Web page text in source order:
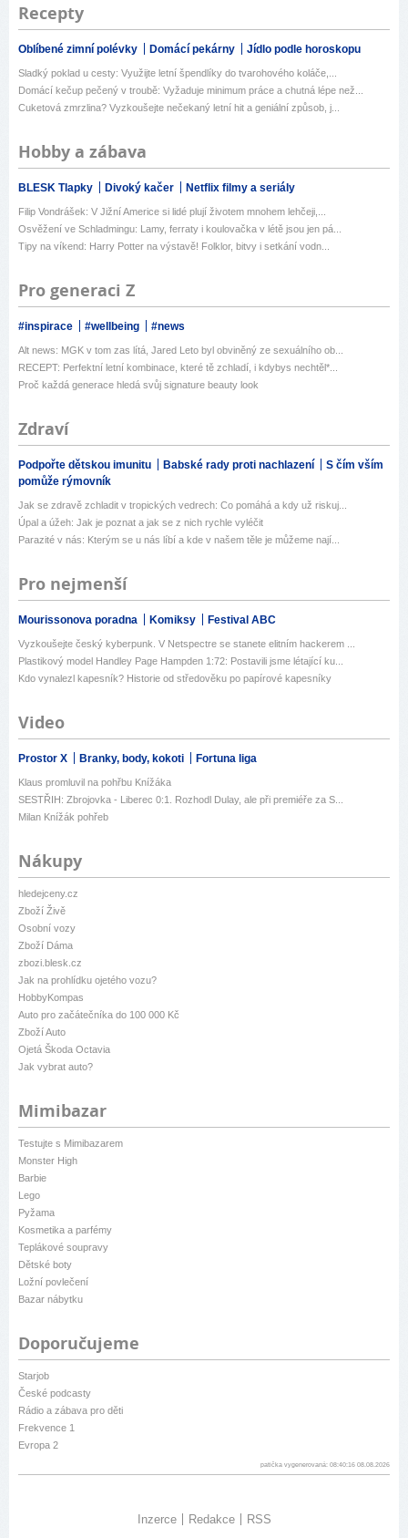
Recepty
Oblíbené zimní polévky Domácí pekárny Jídlo podle horoskopu
Sladký poklad u cesty: Využijte letní špendlíky do tvarohového koláče,...
Domácí kečup pečený v troubě: Vyžaduje minimum práce a chutná lépe než...
Cuketová zmrzlina? Vyzkoušejte nečekaný letní hit a geniální způsob, j...
Hobby a zábava
BLESK Tlapky Divoký kačer Netflix filmy a seriály
Filip Vondrášek: V Jižní Americe si lidé plují životem mnohem lehčeji,...
Osvěžení ve Schladmingu: Lamy, ferraty i koulovačka v létě jsou jen pá...
Tipy na víkend: Harry Potter na výstavě! Folklor, bitvy i setkání vodn...
Pro generaci Z
#inspirace #wellbeing #news
Alt news: MGK v tom zas lítá, Jared Leto byl obviněný ze sexuálního ob...
RECEPT: Perfektní letní kombinace, které tě zchladí, i kdybys nechtěl*...
Proč každá generace hledá svůj signature beauty look
Zdraví
Podpořte dětskou imunitu Babské rady proti nachlazení
S čím vším
pomůže rýmovník
Jak se zdravě zchladit v tropických vedrech: Co pomáhá a kdy už riskuj...
Úpal a úžeh: Jak je poznat a jak se z nich rychle vyléčit
Parazité v nás: Kterým se u nás líbí a kde v našem těle je můžeme nají...
Pro nejmenší
Mourissonova poradna Komiksy Festival ABC
Vyzkoušejte český kyberpunk. V Netspectre se stanete elitním hackerem ...
Plastikový model Handley Page Hampden 1:72: Postavili jsme létající ku...
Kdo vynalezl kapesník? Historie od středověku po papírové kapesníky
Video
Prostor X Branky, body, kokoti Fortuna liga
Klaus promluvil na pohřbu Knížáka
SESTŘIH: Zbrojovka - Liberec 0:1. Rozhodl Dulay, ale při premiéře za S...
Milan Knížák pohřeb
Nákupy
hledejceny.cz
Zboží Živě
Osobní vozy
Zboží Dáma
zbozi.blesk.cz
Jak na prohlídku ojetého vozu?
HobbyKompas
Auto pro začátečníka do 100 000 Kč
Zboží Auto
Ojetá Škoda Octavia
Jak vybrat auto?
Mimibazar
Testujte s Mimibazarem
Monster High
Barbie
Lego
Pyžama
Kosmetika a parfémy
Teplákové soupravy
Dětské boty
Ložní povlečení
Bazar nábytku
Doporučujeme
Starjob
České podcasty
Rádio a zábava pro děti
Frekvence 1
Evropa 2
patička vygenerovaná: 08:40:16 08.08.2026
Inzerce Redakce RSS